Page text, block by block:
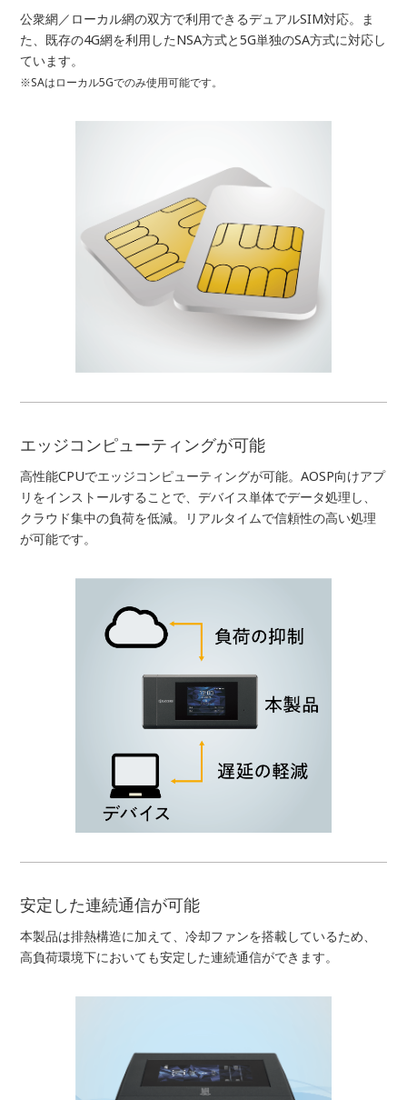
公衆網／ローカル網の双方で利用できるデュアルSIM対応。ま
た、既存の4G網を利用したNSA方式と5G単独のSA方式に対応し
ています。
※SAはローカル5Gでのみ使用可能です。
エッジコンピューティングが可能
高性能CPUでエッジコンピューティングが可能。AOSP向けアプ
リをインストールすることで、デバイス単体でデータ処理し、
クラウド集中の負荷を低減。リアルタイムで信頼性の高い処理
が可能です。
安定した連続通信が可能
本製品は排熱構造に加えて、冷却ファンを搭載しているため、
高負荷環境下においても安定した連続通信ができます。